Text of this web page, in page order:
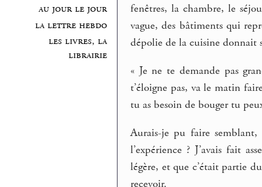
au jour le jour
la lettre hebdo
les livres, la
librairie
fenêtres, la chambre, le
vague, des bâtiments qui
dépolie de la cuisine donnait
« Je ne te demande pas
t’éloigne pas, va le matin
tu as besoin de bouger tu
Aurais-je pu faire semblant,
l’expérience ? J’avais fait
légère, et que c’était partie
recevoir.